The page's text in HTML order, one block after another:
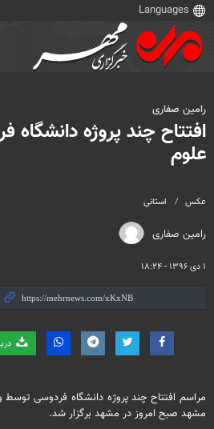
عکس استانی
رامین صفاری
۱ دی ۱۳۹۶ - ۱۸:۲۴
رامین صفاری
افتتاح چند پروژه
علوم
مراسم افتتاح چند پروژه دانشگاه فردوسی
مشهد‎ صبح امروز در مشهد برگزار شد.